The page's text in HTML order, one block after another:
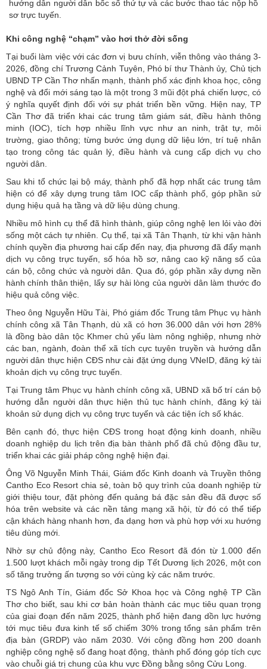
hướng dẫn người dân bốc số thứ tự và các bước thao tác nộp hồ
sơ trực tuyến.
Khi công nghệ “chạm” vào hơi thở đời sống
Tại buổi làm việc với các đơn vị bưu chính, viễn thông vào tháng 3-
2026, đồng chí Trương Cảnh Tuyên, Phó bí thư Thành ủy, Chủ tịch
UBND TP Cần Thơ nhấn mạnh, thành phố xác định khoa học, công
nghệ và đổi mới sáng tạo là một trong 3 mũi đột phá chiến lược, có
ý nghĩa quyết định đối với sự phát triển bền vững. Hiện nay, TP
Cần Thơ đã triển khai các trung tâm giám sát, điều hành thông
minh (IOC), tích hợp nhiều lĩnh vực như an ninh, trật tự, môi
trường, giao thông; từng bước ứng dụng dữ liệu lớn, trí tuệ nhân
tạo trong công tác quản lý, điều hành và cung cấp dịch vụ cho
người dân.
Sau khi tổ chức lại bộ máy, thành phố đã hợp nhất các trung tâm
hiện có để xây dựng trung tâm IOC cấp thành phố, góp phần sử
dụng hiệu quả hạ tầng và dữ liệu dùng chung.
Nhiều mô hình cụ thể đã hình thành, giúp công nghệ len lỏi vào đời
sống một cách tự nhiên. Cụ thể, tại xã Tân Thạnh, từ khi vận hành
chính quyền địa phương hai cấp đến nay, địa phương đã đẩy mạnh
dịch vụ công trực tuyến, số hóa hồ sơ, nâng cao kỹ năng số của
cán bộ, công chức và người dân. Qua đó, góp phần xây dựng nền
hành chính thân thiện, lấy sự hài lòng của người dân làm thước đo
hiệu quả công việc.
Theo ông Nguyễn Hữu Tài, Phó giám đốc Trung tâm Phục vụ hành
chính công xã Tân Thạnh, dù xã có hơn 36.000 dân với hơn 28%
là đồng bào dân tộc Khmer chủ yếu làm nông nghiệp, nhưng nhờ
các ban, ngành, đoàn thể xã tích cực tuyên truyền và hướng dẫn
người dân thực hiện CĐS như cài đặt ứng dụng VNeID, đăng ký tài
khoản dịch vụ công trực tuyến.
Tại Trung tâm Phục vụ hành chính công xã, UBND xã bố trí cán bộ
hướng dẫn người dân thực hiện thủ tục hành chính, đăng ký tài
khoản sử dụng dịch vụ công trực tuyến và các tiện ích số khác.
Bên cạnh đó, thực hiện CĐS trong hoạt động kinh doanh, nhiều
doanh nghiệp du lịch trên địa bàn thành phố đã chủ động đầu tư,
triển khai các giải pháp công nghệ hiện đại.
Ông Võ Nguyễn Minh Thái, Giám đốc Kinh doanh và Truyền thông
Cantho Eco Resort chia sẻ, toàn bộ quy trình của doanh nghiệp từ
giới thiệu tour, đặt phòng đến quảng bá đặc sản đều đã được số
hóa trên website và các nền tảng mạng xã hội, từ đó có thể tiếp
cận khách hàng nhanh hơn, đa dạng hơn và phù hợp với xu hướng
tiêu dùng mới.
Nhờ sự chủ động này, Cantho Eco Resort đã đón từ 1.000 đến
1.500 lượt khách mỗi ngày trong dịp Tết Dương lịch 2026, một con
số tăng trưởng ấn tượng so với cùng kỳ các năm trước.
TS Ngô Anh Tín, Giám đốc Sở Khoa học và Công nghệ TP Cần
Thơ cho biết, sau khi cơ bản hoàn thành các mục tiêu quan trọng
của giai đoạn đến năm 2025, thành phố hiện đang dồn lực hướng
tới mục tiêu đưa kinh tế số chiếm 30% trong tổng sản phẩm trên
địa bàn (GRDP) vào năm 2030. Với cộng đồng hơn 200 doanh
nghiệp công nghệ số đang hoạt động, thành phố đóng góp tích cực
vào chuỗi giá trị chung của khu vực Đồng bằng sông Cửu Long.